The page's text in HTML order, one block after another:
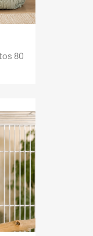
80...